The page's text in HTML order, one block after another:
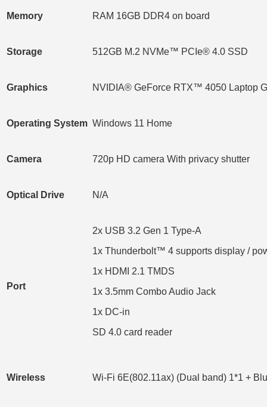
Memory RAM 16GB DDR4 on board
Storage 512GB M.2 NVMe™ PCIe® 4.0 SSD
Graphics NVIDIA® GeForce RTX™ 4050 Laptop
Operating System Windows 11 Home
Camera 720p HD camera With privacy shutter
Optical Drive N/A
Port
2x USB 3.2 Gen 1 Type-A
1x Thunderbolt™ 4 supports display /
1x HDMI 2.1 TMDS
1x 3.5mm Combo Audio Jack
1x DC-in
SD 4.0 card reader
Wireless Wi-Fi 6E(802.11ax) (Dual band) 1*1 +